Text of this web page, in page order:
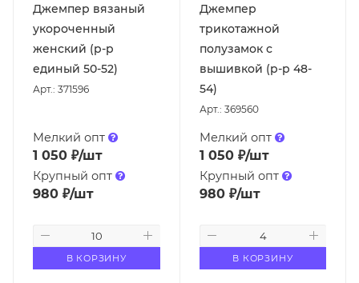
Джемпер вязаный
укороченный
женский (р-р
единый 50-52)
Арт.: 371596
Мелкий опт
1 050 ₽/шт
Крупный опт
980 ₽/шт
В КОРЗИНУ
Джемпер
трикотажной
полузамок с
вышивкой (р-р 48-
54)
Арт.: 369560
Мелкий опт
1 050₽/шт
Крупный опт
980₽/шт
В КОРЗИНУ